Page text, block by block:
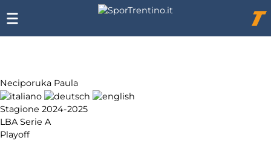
Neciporuka Paula
Stagione 2024-2025
LBA Serie A
Playoff
Chi
siamo
Affiliazione